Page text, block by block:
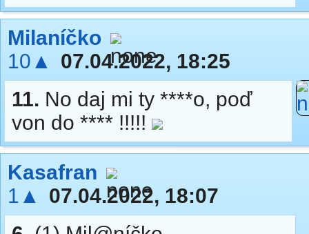
Milaníčko
10▲
07.04.2022, 18:25
11. No daj mi ty ****o, poď
von do **** !!!!!
Kasafran
1▲
07.04.2022, 18:07